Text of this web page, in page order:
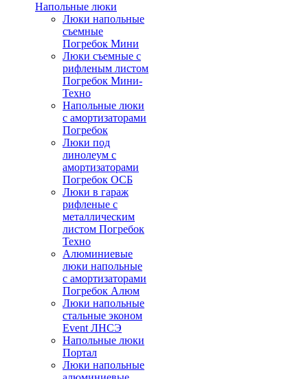
Напольные люки
Люки напольные
съемные
Погребок Мини
Люки съемные с
рифленым листом
Погребок Мини-
Техно
Напольные люки
с амортизаторами
Погребок
Люки под
линолеум с
амортизаторами
Погребок ОСБ
Люки в гараж
рифленые с
металлическим
листом Погребок
Техно
Алюминиевые
люки напольные
с амортизаторами
Погребок Алюм
Люки напольные
стальные эконом
Event ЛНСЭ
Напольные люки
Портал
Люки напольные